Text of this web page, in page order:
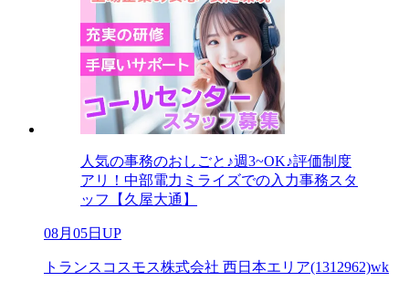
人気の事務のおしごと♪週3~OK♪評価制度
アリ！中部電力ミライズでの入力事務スタ
ッフ【久屋大通】
08月05日UP
トランスコスモス株式会社 西日本エリア(1312962)wk